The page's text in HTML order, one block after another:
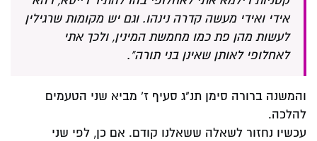
אידי ואידי מעשה קדרה נינהו. וגם יש מקומות שרגילין
לעשות מהן פת כמו מחמשת המינין, ולכך אתי
לאחלופי לאותן שאינן בני תורה".
והמשנה ברורה סימן תנ"ג סעיף ז' מביא שני הטעמים
להלכה.
עכשיו נחזור לשאלה ששאלנו קודם. אם כן, לפי שני